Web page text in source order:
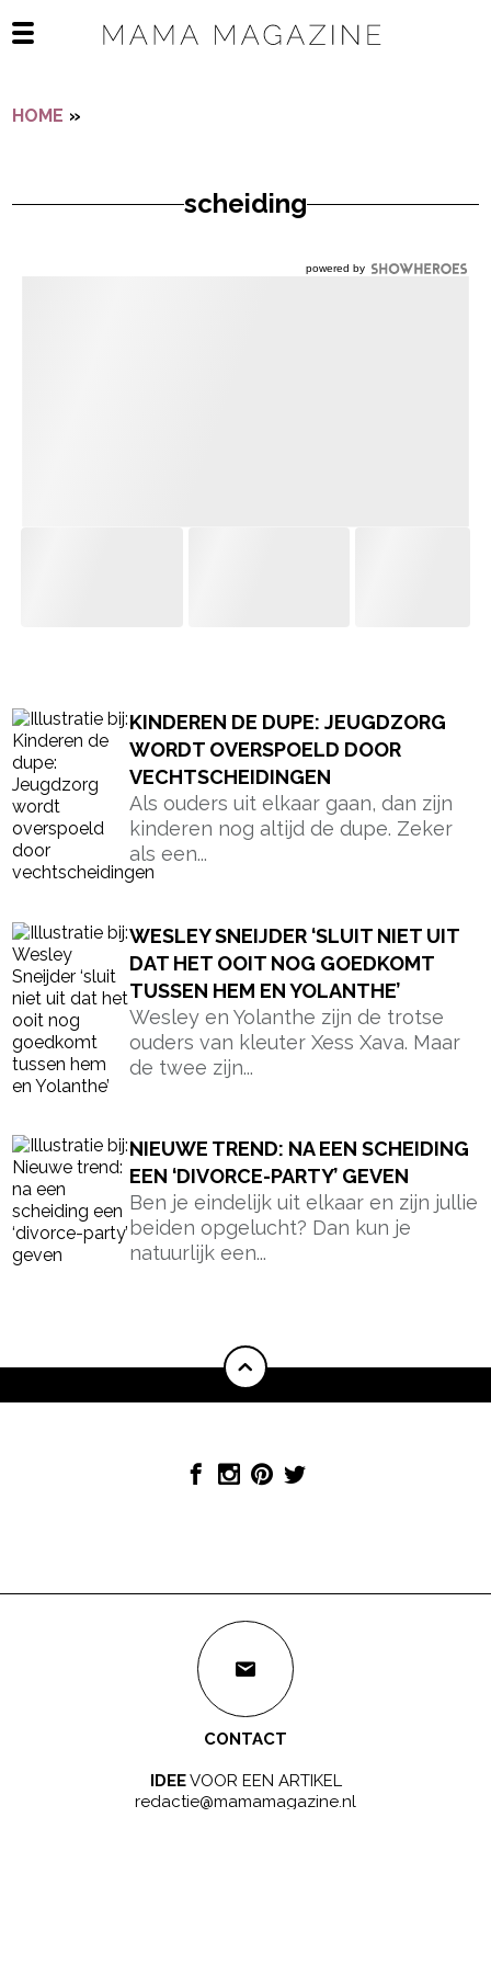
Open het mobiele menu
HOME »
scheiding
powered by
KINDEREN DE DUPE: JEUGDZORG
WORDT OVERSPOELD DOOR
VECHTSCHEIDINGEN
Als ouders uit elkaar gaan, dan zijn
kinderen nog altijd de dupe. Zeker
als een...
WESLEY SNEIJDER ‘SLUIT NIET UIT
DAT HET OOIT NOG GOEDKOMT
TUSSEN HEM EN YOLANTHE’
Wesley en Yolanthe zijn de trotse
ouders van kleuter Xess Xava. Maar
de twee zijn...
NIEUWE TREND: NA EEN SCHEIDING
EEN ‘DIVORCE-PARTY’ GEVEN
Ben je eindelijk uit elkaar en zijn jullie
beiden opgelucht? Dan kun je
natuurlijk een...
CONTACT
IDEEVOOR EEN ARTIKEL
redactie@mamamagazine.nl